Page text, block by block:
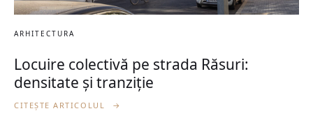
ARHITECTURA
Locuire colectivă pe strada Răsuri:
densitate și tranziție
CITEȘTE ARTICOLUL →